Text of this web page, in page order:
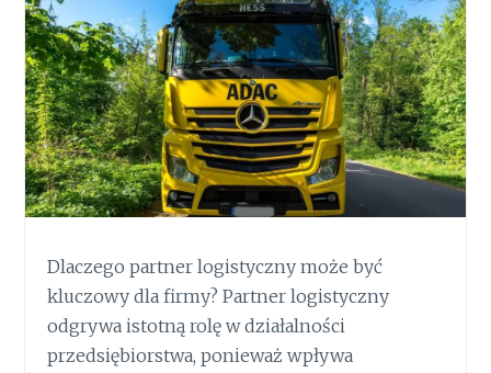
PRZEZ
ZLECENIA3D.PL?
Dlaczego partner logistyczny może być
kluczowy dla firmy? Partner logistyczny
odgrywa istotną rolę w działalności
przedsiębiorstwa, ponieważ wpływa